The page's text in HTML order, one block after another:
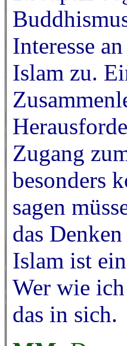
Interesse
Islam zu.
Zugang
besonders
sagen
das
Islam ist
Wer wie
das in sich.